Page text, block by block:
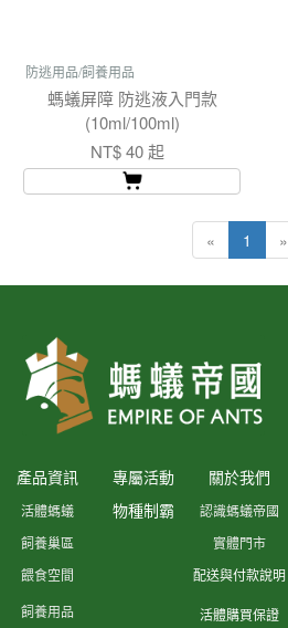
防逃用品/飼養用品
螞蟻屏障 防逃液入門款
(10ml/100ml)
NT$ 40 起
« 1 »
產品資訊 專屬活動 關於我們
活體螞蟻 物種制霸 認識螞蟻帝國
飼養巢區
實體門市
餵食空間
配送與付款說明
飼養用品
活體購買保證